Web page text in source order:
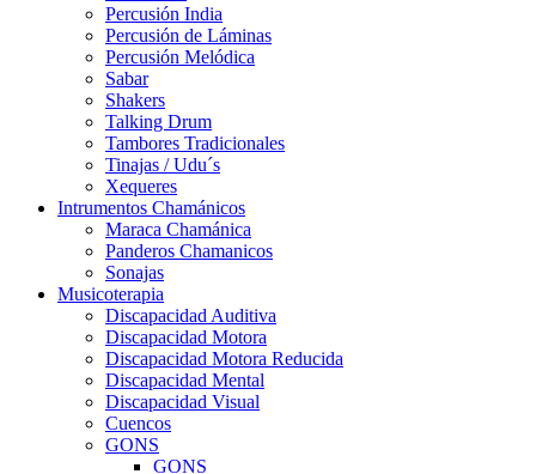
Percusión India
Percusión de Láminas
Percusión Melódica
Sabar
Shakers
Talking Drum
Tambores Tradicionales
Tinajas / Udu´s
Xequeres
Intrumentos Chamánicos
Maraca Chamánica
Panderos Chamanicos
Sonajas
Musicoterapia
Discapacidad Auditiva
Discapacidad Motora
Discapacidad Motora Reducida
Discapacidad Mental
Discapacidad Visual
Cuencos
GONS
GONS